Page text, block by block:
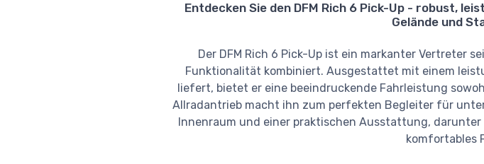
Entdecken Sie den DFM Rich 6 Pick-Up - robust,
Gelände und
Der DFM Rich 6 Pick-Up ist ein markanter Vertreter
Funktionalität kombiniert. Ausgestattet mit einem
liefert, bietet er eine beeindruckende Fahrleistung
Allradantrieb macht ihn zum perfekten Begleiter für
Innenraum und einer praktischen Ausstattung, darunter
komfortables